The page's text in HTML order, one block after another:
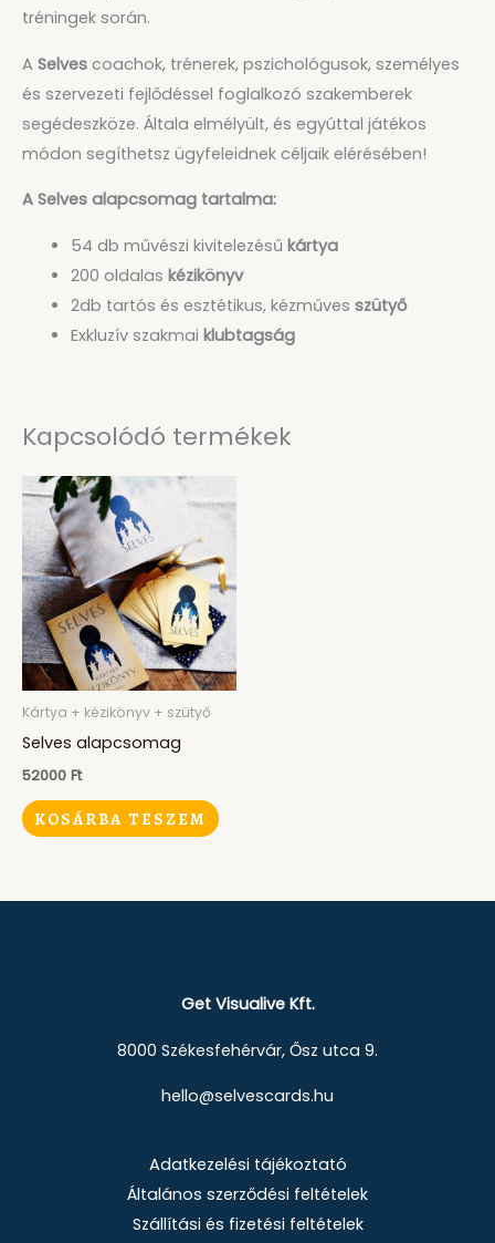
tréningek során.
A Selves coachok, trénerek, pszichológusok, személyes
és szervezeti fejlődéssel foglalkozó szakemberek
segédeszköze. Általa elmélyült, és egyúttal játékos
módon segíthetsz ügyfeleidnek céljaik elérésében!
A Selves alapcsomag tartalma:
54 db művészi kivitelezésű kártya
200 oldalas kézikönyv
2db tartós és esztétikus, kézműves szütyő
Exkluzív szakmai klubtagság
Kapcsolódó termékek
Kártya + kézikönyv + szütyő
Selves alapcsomag
52000 Ft
KOSÁRBA TESZEM
Get Visualive Kft.
8000 Székesfehérvár, Ősz utca 9.
hello@selvescards.hu
Adatkezelési tájékoztató
Általános szerződési feltételek
Szállítási és fizetési feltételek